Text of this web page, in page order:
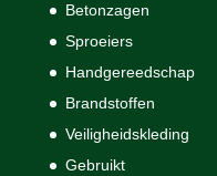
Betonzagen
Sproeiers
Handgereedschap
Brandstoffen
Veiligheidskleding
Gebruikt